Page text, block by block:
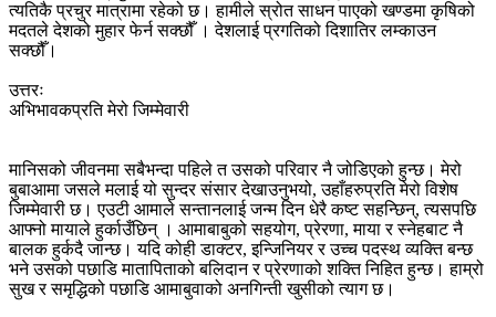
त्यतिकै प्रचुर मात्रामा रहेको छ। हामीले स्रोत साधन पाएको खण्डमा कृषिको
मदतले देशको मुहार फेर्न सक्छौँ । देशलाई प्रगतिको दिशातिर लम्काउन
सक्छौँ।
उत्तरः
अभिभावकप्रति मेरो जिम्मेवारी
मानिसको जीवनमा सबैभन्दा पहिले त उसको परिवार नै जोडिएको हुन्छ। मेरो
बुबाआमा जसले मलाई यो सुन्दर संसार देखाउनुभयो, उहाँहरुप्रति मेरो विशेष
जिम्मेवारी छ। एउटी आमाले सन्तानलाई जन्म दिन धेरै कष्ट सहन्छिन्, त्यसपछि
आफ्नो मायाले हुर्काउँछिन् । आमाबाबुको सहयोग, प्रेरणा, माया र स्नेहबाट नै
बालक हुर्कदै जान्छ। यदि कोही डाक्टर, इन्जिनियर र उच्च पदस्थ व्यक्ति बन्छ
भने उसको पछाडि मातापिताको बलिदान र प्रेरणाको शक्ति निहित हुन्छ। हाम्रो
सुख र समृद्धिको पछाडि आमाबुवाको अनगिन्ती खुसीको त्याग छ।